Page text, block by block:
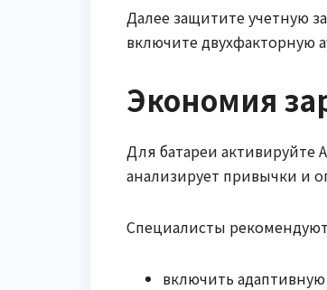
Далее защитите учетную
включите двухфакторную
Экономия
Для батареи активируйте
анализирует привычки и
Специалисты
включить адаптивную